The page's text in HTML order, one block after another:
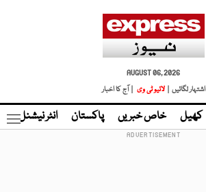
AUGUST 06, 2026
اشتہار لگائیں |
لائیو ٹی وی | آج کا اخبار
کھیل خاص خبریں پاکستان انٹر نیشنل